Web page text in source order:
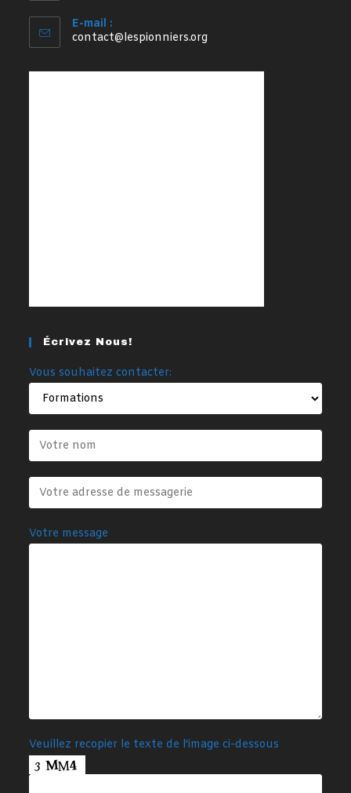
E-mail :
contact@lespionniers.orgS’ouvre
Écrivez Nous!
Vous souhaitez contacter:
Votre message
Veuillez recopier le texte de l'image ci-dessous